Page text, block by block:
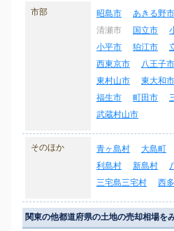
市部 昭島市 あきる野市
清瀬市
国立市
小平市
狛江市
西東京市
八王子市
東村山市
東大和市
福生市
町田市
武蔵村山市
そのほか 青ヶ島村 大島町
利島村
新島村
三宅島三宅村
西
関東の他都道府県の土地の売却相場を